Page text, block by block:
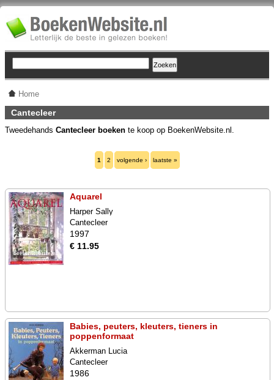
Home
Cantecleer
Tweedehands Cantecleer boeken te koop op BoekenWebsite.nl.
1 2 volgende › laatste »
Aquarel
Harper Sally
Cantecleer
1997
€ 11.95
Babies, peuters, kleuters, tieners in
poppenformaat
Akkerman Lucia
Cantecleer
1986